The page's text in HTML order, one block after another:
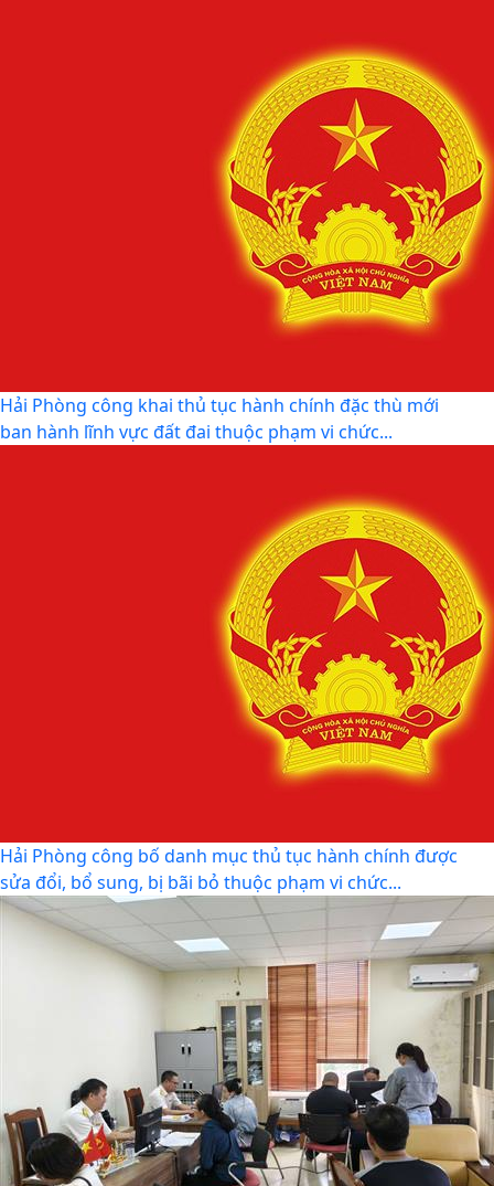
THÔNG BÁO: Thời gian tiếp tục triển khai thu Thuế sử
Hải Phòng công khai thủ tục hành chính đặc thù mới
ban hành lĩnh vực đất đai thuộc phạm vi chức...